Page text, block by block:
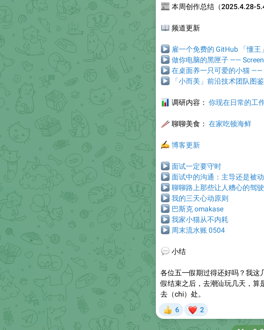
📰本周创作总结（2025.4.28-5.4
📖频道更新
▶雇一个免费的 GitHub 「懂王
▶做你电脑的黑匣子 ——
▶在桌面养一只可爱的小猫 ——
▶「小而美」前沿技术团队图
📊调研内容： 你现在日常的工
🥢聊聊美食 ： 在家吃顿海鲜
✍️博客更新
▶面试一定要守时
▶面试中的沟通：主导还是被动
▶聊聊路上那些让人糟心的驾
▶我的三天心动原则
▶巴斯克 omakase
▶我家小猫从不内耗
▶周末流水账 0504
💬
小结
各位五一假期过得还好吗？我这
假结束之后，去潮汕玩几天，算
去（chi）处。
👍
6
❤
2